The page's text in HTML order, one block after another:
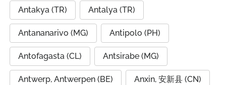
Antakya (TR) Antalya (TR)
Antananarivo (MG) Antipolo (PH)
Antofagasta (CL) Antsirabe (MG)
Antwerp, Antwerpen (BE) Anxin, 安新县 (CN)